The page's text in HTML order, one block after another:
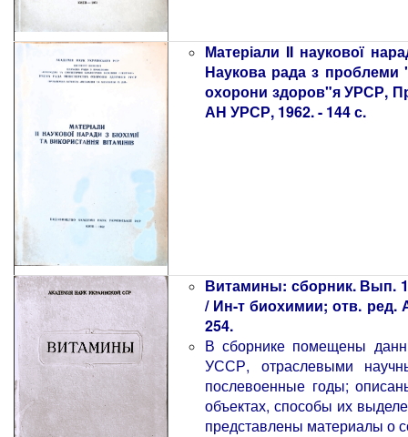
Матеріали II наукової
Наукова рада з проблеми
охорони здоров"я УРСР,
АН УРСР, 1962. - 144 с.
Витамины: сборник. Вып.
/ Ин-т биохимии; отв.
254.
В сборнике помещены
УССР, отраслевыми
послевоенные годы;
объектах, способы их
представлены материалы о